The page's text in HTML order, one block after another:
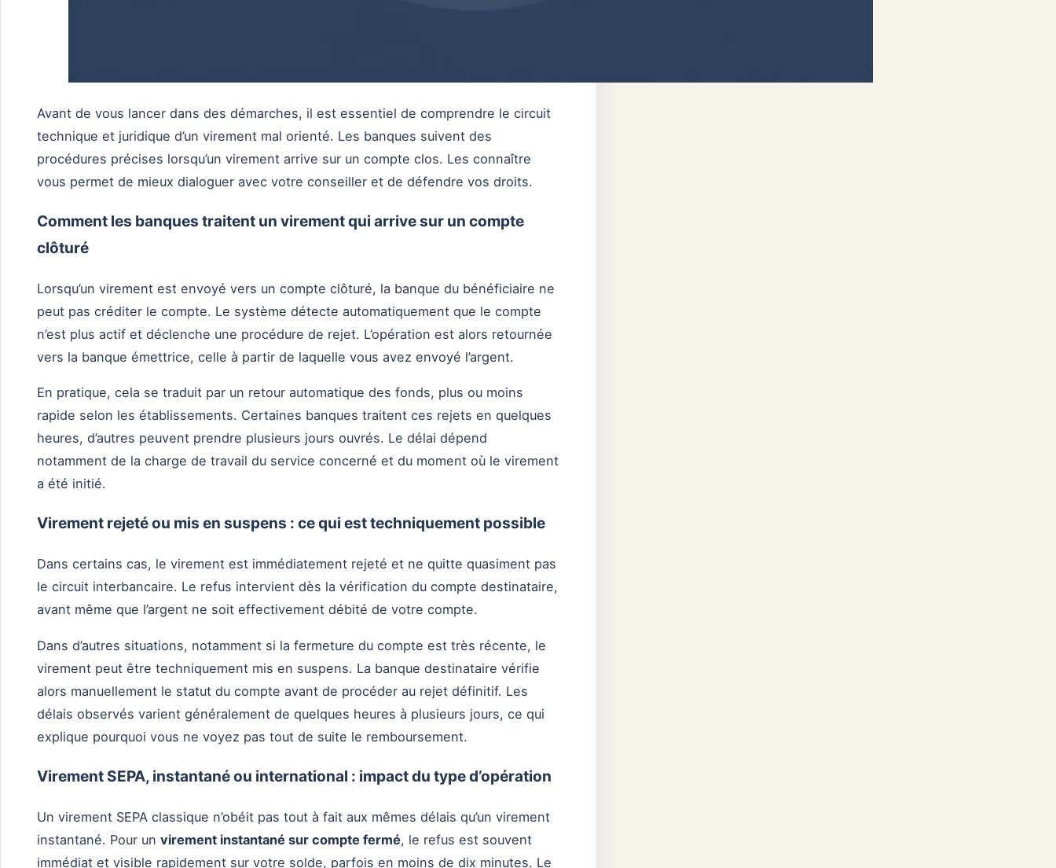
Avant de vous lancer dans des démarches, il est essentiel de comprendre le circuit
technique et juridique d’un virement mal orienté. Les banques suivent des
procédures précises lorsqu’un virement arrive sur un compte clos. Les connaître
vous permet de mieux dialoguer avec votre conseiller et de défendre vos droits.
Comment les banques traitent un virement qui arrive sur un compte
clôturé
Lorsqu’un virement est envoyé vers un compte clôturé, la banque du bénéficiaire ne
peut pas créditer le compte. Le système détecte automatiquement que le compte
n’est plus actif et déclenche une procédure de rejet. L’opération est alors retournée
vers la banque émettrice, celle à partir de laquelle vous avez envoyé l’argent.
En pratique, cela se traduit par un retour automatique des fonds, plus ou moins
rapide selon les établissements. Certaines banques traitent ces rejets en quelques
heures, d’autres peuvent prendre plusieurs jours ouvrés. Le délai dépend
notamment de la charge de travail du service concerné et du moment où le virement
a été initié.
Virement rejeté ou mis en suspens : ce qui est techniquement possible
Dans certains cas, le virement est immédiatement rejeté et ne quitte quasiment pas
le circuit interbancaire. Le refus intervient dès la vérification du compte destinataire,
avant même que l’argent ne soit effectivement débité de votre compte.
Dans d’autres situations, notamment si la fermeture du compte est très récente, le
virement peut être techniquement mis en suspens. La banque destinataire vérifie
alors manuellement le statut du compte avant de procéder au rejet définitif. Les
délais observés varient généralement de quelques heures à plusieurs jours, ce qui
explique pourquoi vous ne voyez pas tout de suite le remboursement.
Virement SEPA, instantané ou international : impact du type d’opération
Un virement SEPA classique n’obéit pas tout à fait aux mêmes délais qu’un virement
instantané. Pour un virement instantané sur compte fermé, le refus est souvent
immédiat et visible rapidement sur votre solde, parfois en moins de dix minutes. Le